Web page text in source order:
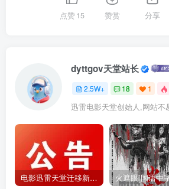
点赞15 赞赏 分享
dyttgov天堂站长
2.5W+ 18 1
电影迅雷天堂迁移新服务器,正常更新，维护完毕!